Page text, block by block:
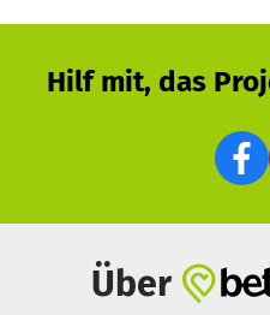
Hilf mit, das
Über